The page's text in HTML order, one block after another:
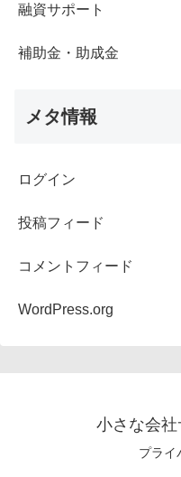
融資サポート
補助金・助成金
メタ情報
ログイン
投稿フィード
コメントフィード
WordPress.org
小さな会
プライ